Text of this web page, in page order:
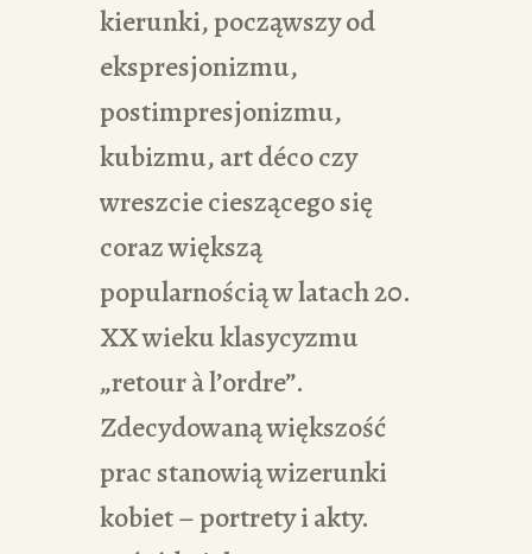
kierunki, począwszy od
ekspresjonizmu,
postimpresjonizmu,
kubizmu, art déco czy
wreszcie cieszącego się
coraz większą
popularnością w latach 20.
XX wieku klasycyzmu
„retour à l’ordre”.
Zdecydowaną większość
prac stanowią wizerunki
kobiet – portrety i akty.